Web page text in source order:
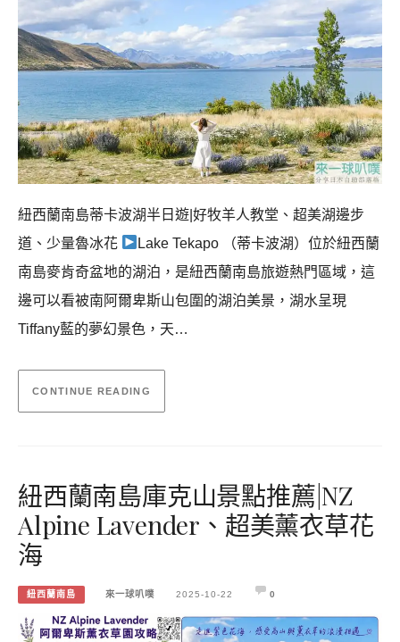
紐西蘭南島蒂卡波湖半日遊|好牧羊人教堂、超美湖邊步
道、少量魯冰花
Lake Tekapo （蒂卡波湖）位於紐西蘭
南島麥肯奇盆地的湖泊，是紐西蘭南島旅遊熱門區域，這
邊可以看被南阿爾卑斯山包圍的湖泊美景，湖水呈現
Tiffany藍的夢幻景色，天…
CONTINUE READING
紐西蘭南島庫克山景點推薦|NZ
Alpine Lavender、超美薰衣草花
海
紐西蘭南島 來一球叭噗 2025-10-22 0